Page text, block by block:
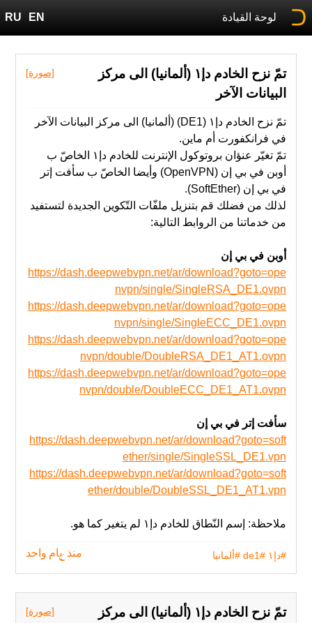
لوحة القيادة EN
RU
[صورة]
تمّ نزح الخادم دإ١ (ألمانيا) الى مركز
البيانات الآخر
تمّ نزح الخادم دإ١ (DE1) (ألمانيا) الى مركز البيانات الآخر
في فرانكفورت أم ماين.
تمّ ‫تغيّر عنؤان بروتوكول الإنترنت للخادم دإ١ الخاصّ ب
أوبن في بي إن (OpenVPN) وأيضا الخاصّ ب سأفت إتر
في بي إن (SoftEther).
‫من‬ خدماتنا‬ ‫من‬ ‫الروابط‬ ‫التالية‬:
أوبن في بي إن
https://dash.deepwebvpn.net/ar/download?goto=ope
nvpn/single/SingleRSA_DE1.ovpn
https://dash.deepwebvpn.net/ar/download?goto=ope
nvpn/single/SingleECC_DE1.ovpn
https://dash.deepwebvpn.net/ar/download?goto=ope
nvpn/double/DoubleRSA_DE1_AT1.ovpn
https://dash.deepwebvpn.net/ar/download?goto=ope
nvpn/double/DoubleECC_DE1_AT1.ovpn
سأفت إتر في بي إن
https://dash.deepwebvpn.net/ar/download?goto=soft
ether/single/SingleSSL_DE1.vpn
https://dash.deepwebvpn.net/ar/download?goto=soft
ether/double/DoubleSSL_DE1_AT1.vpn
ملاحظة: إسم النّطاق للخادم دإ١ لم يتغير‬ كما هو.
منذ عام واحد #دإ١ #de1 #ألمانيا
[صورة]
تمّ نزح الخادم دإ١ (ألمانيا) الى مركز